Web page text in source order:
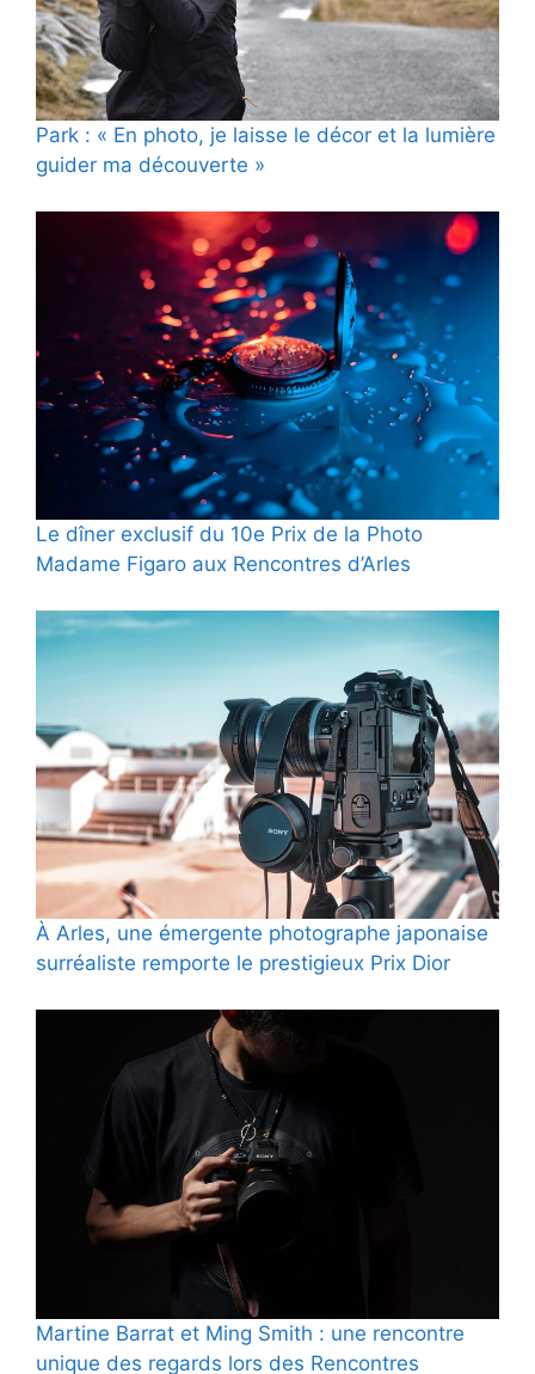
Park : « En photo, je laisse le décor et la lumière
guider ma découverte »
Le dîner exclusif du 10e Prix de la Photo
Madame Figaro aux Rencontres d’Arles
À Arles, une émergente photographe japonaise
surréaliste remporte le prestigieux Prix Dior
Martine Barrat et Ming Smith : une rencontre
unique des regards lors des Rencontres